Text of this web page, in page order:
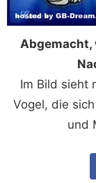
Abgemacht,
Im Bild sieht
Vogel, die
und